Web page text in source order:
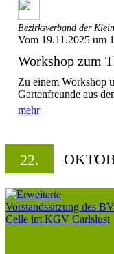
Bezirksverband der
Vom 19.11.2025 um
Workshop zum
Zu einem Workshop
Gartenfreunde aus
mehr
22.